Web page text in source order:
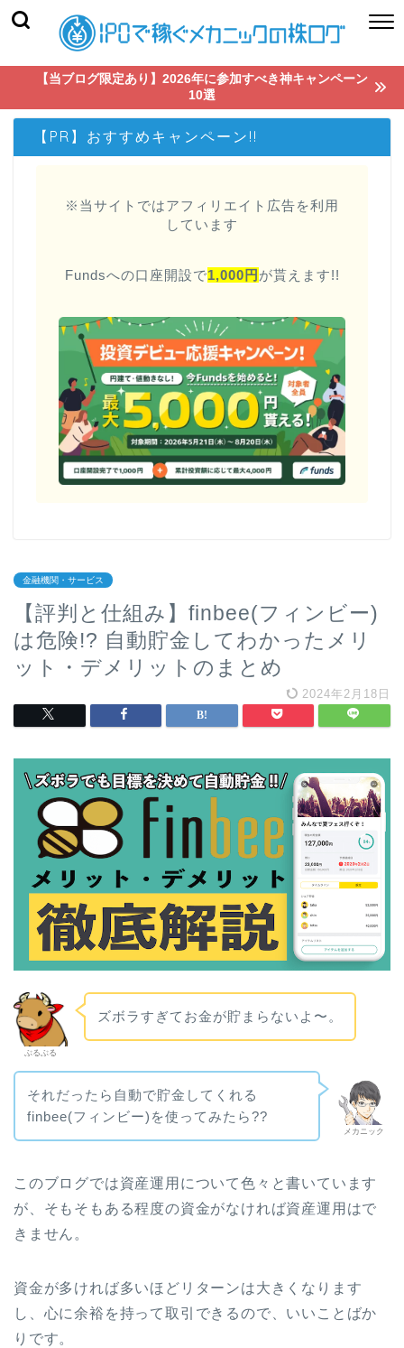
【当ブログ限定あり】2026年に参加すべき神キャンペーン
10選
【PR】おすすめキャンペーン!!
※当サイトではアフィリエイト広告を利用
しています
Fundsへの口座開設で1,000円 が貰えます!!
金融機関・サービス
【評判と仕組み】finbee(フィンビー)
は危険!? 自動貯金してわかったメリ
ット・デメリットのまとめ
2024年2月18日
ぶるぶる
ズボラすぎてお金が貯まらないよ〜。
メカニック
それだったら自動で貯金してくれる
finbee(フィンビー)を使ってみたら??
このブログでは資産運用について色々と書いています
が、そもそもある程度の資金がなければ資産運用はで
きません。
資金が多ければ多いほどリターンは大きくなります
し、心に余裕を持って取引できるので、いいことばか
りです。